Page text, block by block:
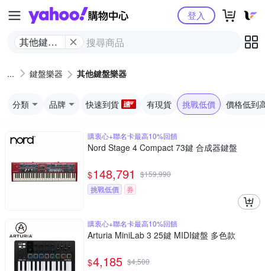
Yahoo購物中心
其他鍵盤
登入
鍵盤樂器 其他鍵盤樂器
分類 品牌 快速到貨 有現貨 挑戰低價 價格低到
購衷心+聯名卡最高10%回饋
Nord Stage 4 Compact 73鍵 合成器鍵盤
$148,791 $159,990
挑戰低價
券
購衷心+聯名卡最高10%回饋
Arturia MiniLab 3 25鍵 MIDI鍵盤 多色款
$4,185 $4,500